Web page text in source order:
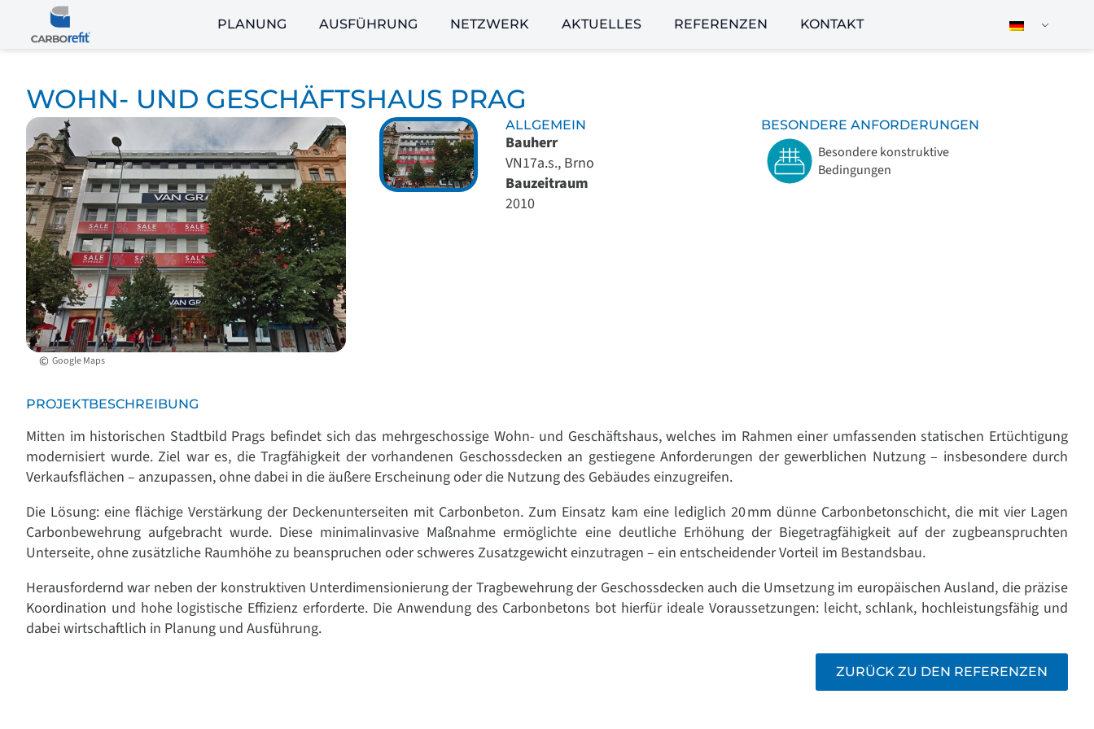
PLANUNG AUSFÜHRUNG NETZWERK AKTUELLES REFERENZEN KONTAKT
WOHN- UND GESCHÄFTSHAUS PRAG
© Google Maps
ALLGEMEIN
Bauherr
VN17a.s., Brno
Bauzeitraum
2010
BESONDERE ANFORDERUNGEN
Besondere konstruktive
Bedingungen
PROJEKTBESCHREIBUNG
Mitten im historischen Stadtbild Prags befindet sich das mehrgeschossige Wohn- und Geschäftshaus, welches im Rahmen einer umfassenden statischen Ertüchtigung
modernisiert wurde. Ziel war es, die Tragfähigkeit der vorhandenen Geschossdecken an gestiegene Anforderungen der gewerblichen Nutzung – insbesondere durch
Verkaufsflächen – anzupassen, ohne dabei in die äußere Erscheinung oder die Nutzung des Gebäudes einzugreifen.
Die Lösung: eine flächige Verstärkung der Deckenunterseiten mit Carbonbeton. Zum Einsatz kam eine lediglich 20 mm dünne Carbonbetonschicht, die mit vier Lagen
Carbonbewehrung aufgebracht wurde. Diese minimalinvasive Maßnahme ermöglichte eine deutliche Erhöhung der Biegetragfähigkeit auf der zugbeanspruchten
Unterseite, ohne zusätzliche Raumhöhe zu beanspruchen oder schweres Zusatzgewicht einzutragen – ein entscheidender Vorteil im Bestandsbau.
Herausfordernd war neben der konstruktiven Unterdimensionierung der Tragbewehrung der Geschossdecken auch die Umsetzung im europäischen Ausland, die präzise
Koordination und hohe logistische Effizienz erforderte. Die Anwendung des Carbonbetons bot hierfür ideale Voraussetzungen: leicht, schlank, hochleistungsfähig und
dabei wirtschaftlich in Planung und Ausführung.
ZURÜCK ZU DEN REFERENZEN